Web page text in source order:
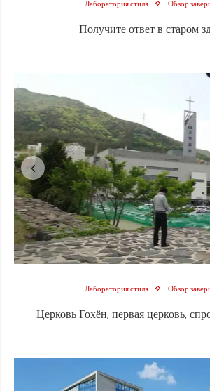
Лаборатория стиля Обзор
Получите ответ в старом
Лаборатория стиля Обзор
Церковь Гохён, первая церковь,